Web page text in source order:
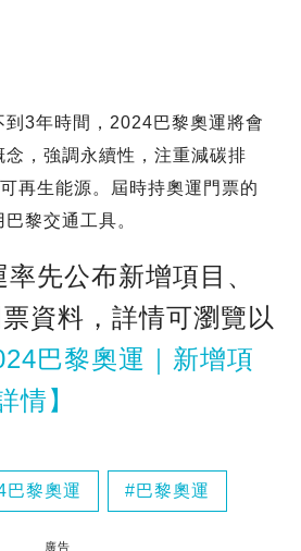
到3年時間，2024巴黎奧運將會
，強調永續性，注重減碳排
再生能源。屆時持奧運門票的
黎交通工具。
先公布新增項目、
資料，詳情可瀏覽以
巴黎奧運｜新增項
情】
巴黎奧運 巴黎奧運
廣告